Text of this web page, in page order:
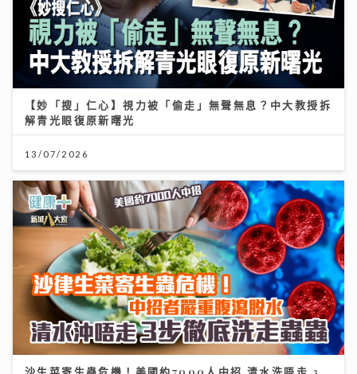
【妙「搜」仁心】視力被「偷走」無聲無息？中大教授拆
解青光眼復原新曙光
13/07/2026
沙生菜寄生蟲危機！美國約7000人中招 清水洗唔走 3